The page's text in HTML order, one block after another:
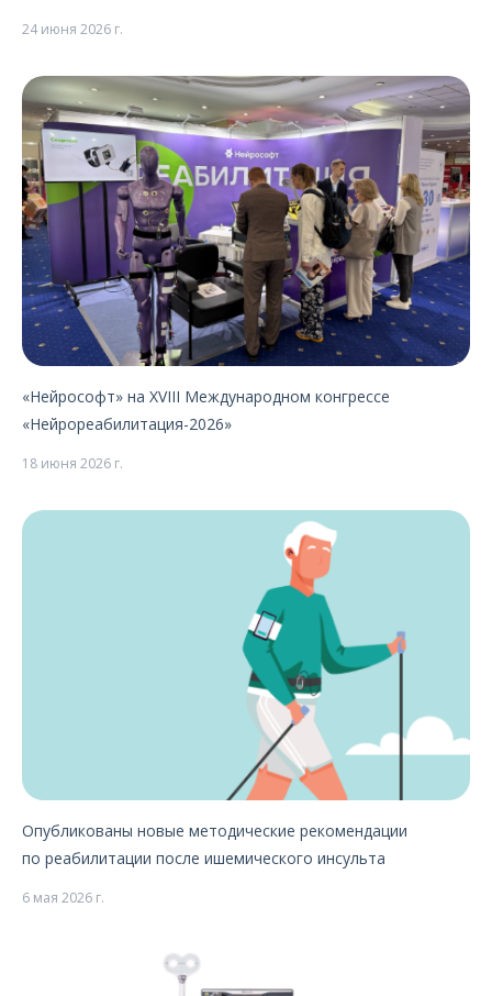
24 июня 2026 г.
«Нейрософт» на XVIII Международном конгрессе
«Нейрореабилитация-2026»
18 июня 2026 г.
Опубликованы новые методические рекомендации
по реабилитации после ишемического инсульта
6 мая 2026 г.